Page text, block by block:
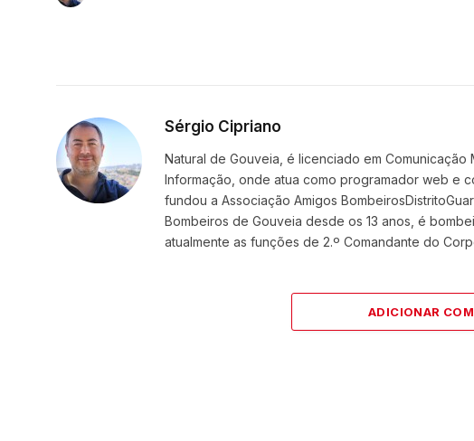
Sérgio Cipriano
Natural de Gouveia, é licenciado em
Informação, onde atua como programador web e
fundou a Associação Amigos
Bombeiros de Gouveia desde os 13 anos, é
atualmente as funções de 2.º Comandante do
ADICIONAR